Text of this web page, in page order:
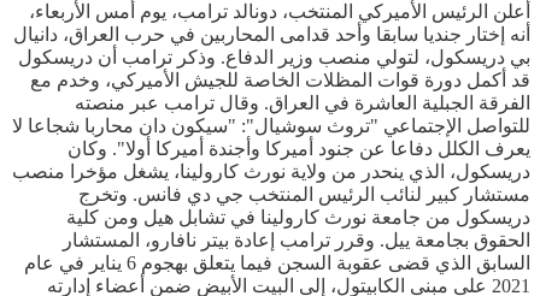
أعلن الرئيس الأميركي المنتخب، دونالد ترامب، يوم أمس الأربعاء،
أنه إختار جنديا سابقا وأحد قدامى المحاربين في حرب العراق، دانيال
بي دريسكول، لتولي منصب وزير الدفاع. وذكر ترامب أن دريسكول
قد أكمل دورة قوات المظلات الخاصة للجيش الأميركي، وخدم مع
الفرقة الجبلية العاشرة في العراق. وقال ترامب عبر منصته
للتواصل الإجتماعي "تروث سوشيال": "سيكون دان محاربا شجاعا لا
يعرف الكلل دفاعا عن جنود أميركا وأجندة أميركا أولا". وكان
دريسكول، الذي ينحدر من ولاية نورث كارولينا، يشغل مؤخرا منصب
مستشار كبير لنائب الرئيس المنتخب جي دي فانس. وتخرج
دريسكول من جامعة نورث كارولينا في تشابل هيل ومن كلية
الحقوق بجامعة ييل. وقرر ترامب إعادة بيتر نافارو، المستشار
السابق الذي قضى عقوبة السجن فيما يتعلق بهجوم 6 يناير في عام
2021 على مبنى الكابيتول، إلى البيت الأبيض ضمن أعضاء إدارته